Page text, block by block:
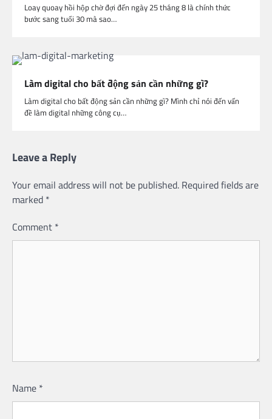
Loay quoay hồi hộp chờ đợi đến ngày 25 tháng 8 là chính thức
bước sang tuổi 30 mà sao…
Làm digital cho bất động sản cần những gì?
Làm digital cho bất động sản cần những gì? Mình chỉ nói đến vấn
đề làm digital những công cụ…
Leave a Reply
Your email address will not be published. Required fields are
marked *
Comment *
Name *